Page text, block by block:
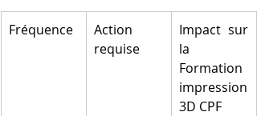
Fréquence
Action
requise
Impact sur
la
Formation
impression
3D CPF